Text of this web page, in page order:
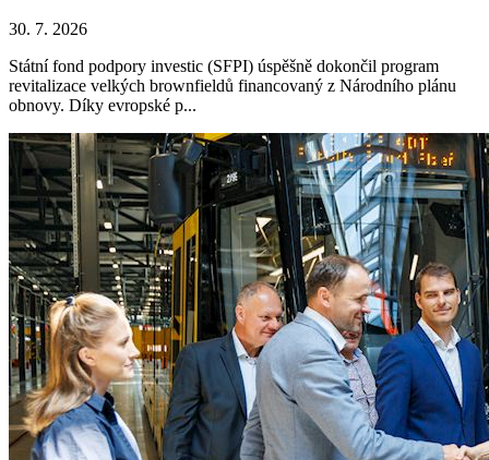
30. 7. 2026
Státní fond podpory investic (SFPI) úspěšně dokončil program
revitalizace velkých brownfieldů financovaný z Národního plánu
obnovy. Díky evropské p...